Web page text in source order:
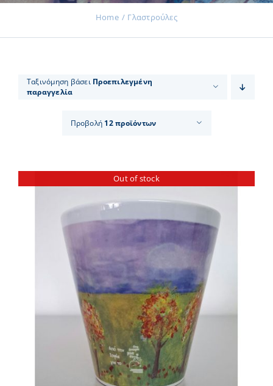
Νέα
Home Γλαστρούλες
Ταξινόμηση βάσει Προεπιλεγμένη
παραγγελία
Προβολή 12 προϊόντων
Out of stock